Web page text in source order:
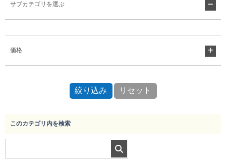
サブカテゴリを選ぶ
価格
このカテゴリ内を検索